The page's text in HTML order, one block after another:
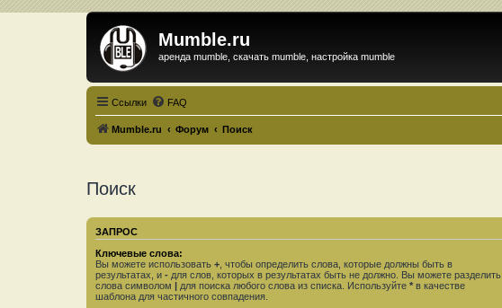
Mumble.ru
аренда mumble, скачать mumble, настройка mumble
Ссылки FAQ
Mumble.ru Форум Поиск
Поиск
ЗАПРОС
Ключевые слова:
Вы можете использовать + , чтобы определить слова, которые должны быть в
результатах, и - для слов, которых в результатах быть не должно. Вы можете разделить
слова символом | для поиска любого слова из списка. Используйте * в качестве
шаблона для частичного совпадения.